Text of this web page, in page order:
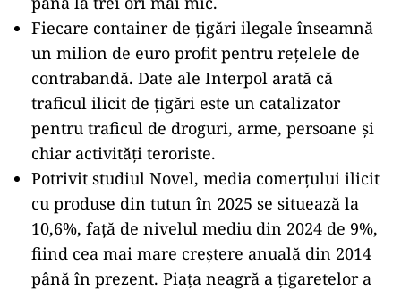
Fiecare container de țigări ilegale înseamnă
un milion de euro profit pentru rețelele de
contrabandă. Date ale Interpol arată că
traficul ilicit de țigări este un catalizator
pentru traficul de droguri, arme, persoane și
chiar activități teroriste.
Potrivit studiul Novel, media comerțului ilicit
cu produse din tutun în 2025 se situează la
10,6%, față de nivelul mediu din 2024 de 9%,
fiind cea mai mare creștere anuală din 2014
până în prezent. Piața neagră a țigaretelor a